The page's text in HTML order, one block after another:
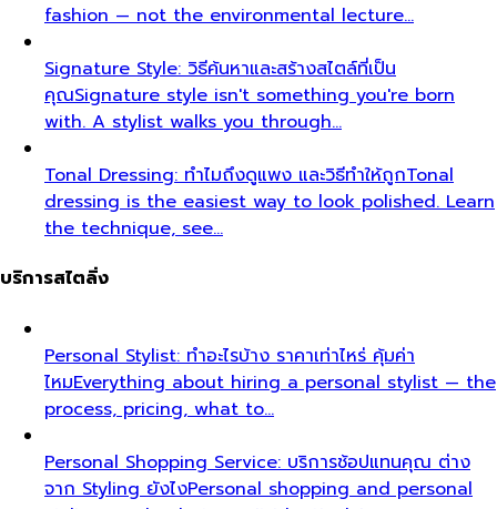
สิ่งที่เราสร้างDiscover the impact All That's Stylist
creates, from quality content creation…